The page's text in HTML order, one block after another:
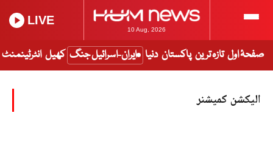
10 Aug, 2026
LIVE
صفحۂ اول تازہ ترین پاکستان دنیا ایران-اسرائیل جنگ کھیل انٹرٹینمنٹ
الیکشن کمیشنر